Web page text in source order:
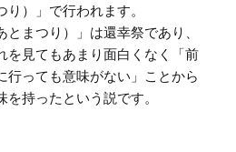
）」で行われます。
まつり）」は還幸祭であり、
を見てもあまり面白くなく「前
行っても意味がない」ことから
を持ったという説です。